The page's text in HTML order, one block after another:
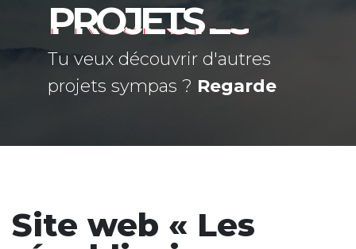
PROJETS
Tu veux découvrir d'autres
projets sympas ? Regarde
Site web « Les